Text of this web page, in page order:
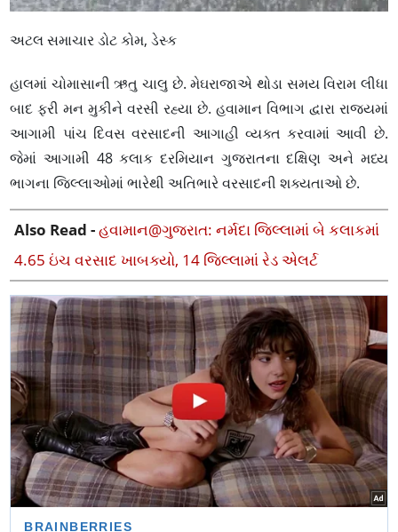
અટલ સમાચાર ડોટ કોમ, ડેસ્ક
હાલમાં ચોમાસાની ઋતુ ચાલુ છે. મેઘરાજાએ થોડા સમય વિરામ લીધા
બાદ ફરી મન મુકીને વરસી રહ્યા છે. હવામાન વિભાગ દ્વારા રાજ્યમાં
આગામી પાંચ દિવસ વરસાદની આગાહી વ્યક્ત કરવામાં આવી છે.
જેમાં આગામી 48 કલાક દરમિયાન ગુજરાતના દક્ષિણ અને મધ્ય
ભાગના જિલ્લાઓમાં ભારેથી અતિભારે વરસાદની શક્યતાઓ છે.
Also Read -હવામાન@ગુજરાત: નર્મદા જિલ્લામાં બે કલાકમાં
4.65 ઇંચ વરસાદ ખાબક્યો, 14 જિલ્લામાં રેડ એલર્ટ